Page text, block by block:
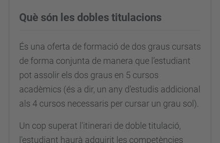
Què són les dobles titulacions
És una oferta de formació de dos graus cursats
de forma conjunta de manera que l’estudiant
pot assolir els dos graus en 5 cursos
acadèmics (és a dir, un any d’estudis addicional
als 4 cursos necessaris per cursar un grau sol).
Un cop superat l'itinerari de doble titulació,
l'estudiant haurà adquirit les competències